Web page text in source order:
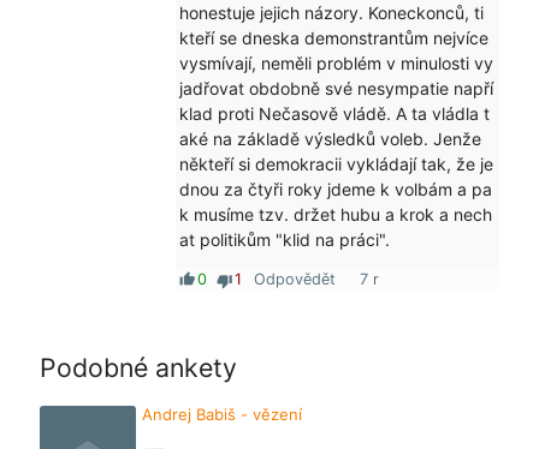
honestuje jejich názory. Koneckonců, ti
kteří se dneska demonstrantům nejvíce
vysmívají, neměli problém v minulosti vy
jadřovat obdobně své nesympatie napří
klad proti Nečasově vládě. A ta vládla t
aké na základě výsledků voleb. Jenže
někteří si demokracii vykládají tak, že je
dnou za čtyři roky jdeme k volbám a pa
k musíme tzv. držet hubu a krok a nech
at politikům "klid na práci".
thumb_up0 thumb_down1 Odpovědět 7 r
Podobné ankety
Andrej Babiš - vězení